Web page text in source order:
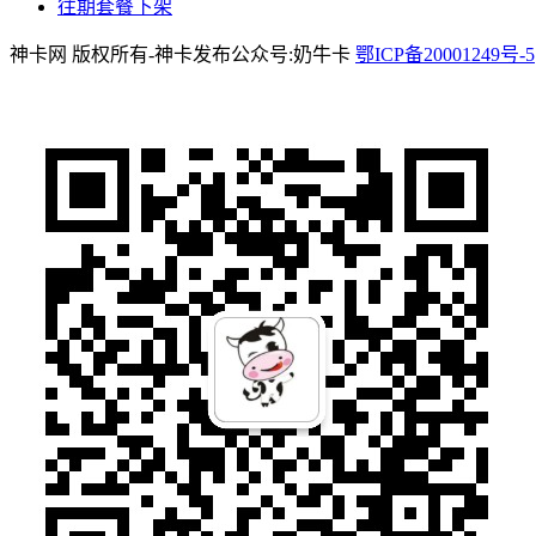
往期套餐下架
神卡网 版权所有-神卡发布公众号:奶牛卡 鄂ICP备20001249号-5